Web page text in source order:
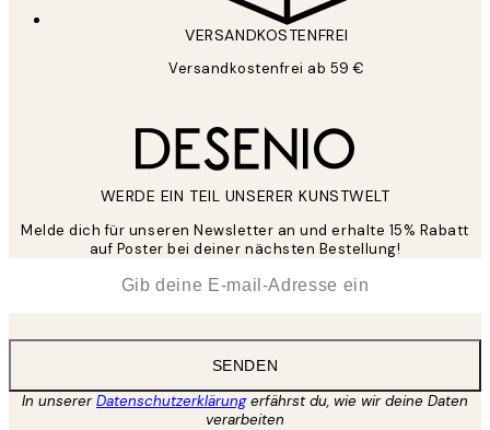
VERSANDKOSTENFREI
Versandkostenfrei ab 59 €
WERDE EIN TEIL UNSERER KUNSTWELT
Melde dich für unseren Newsletter an und erhalte 15% Rabatt
auf Poster bei deiner nächsten Bestellung!
SENDEN
In unsererDatenschutzerklärungerfährst du, wie wir deine Daten
verarbeiten